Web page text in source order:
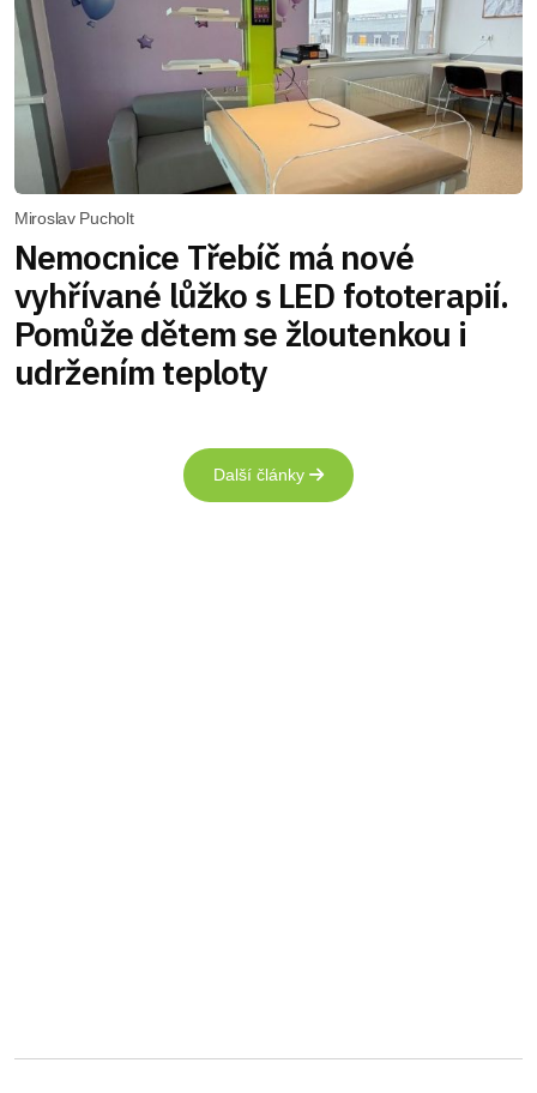
Miroslav Pucholt
Nemocnice Třebíč má nové
vyhřívané lůžko s LED fototerapií.
Pomůže dětem se žloutenkou i
udržením teploty
Další články